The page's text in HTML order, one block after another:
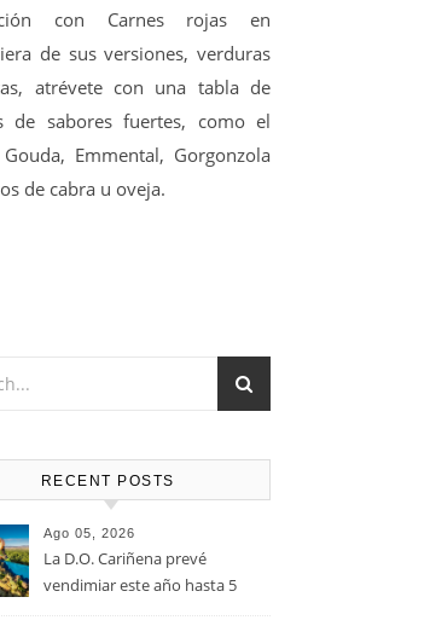
con Carnes rojas en
de sus versiones, verduras
atrévete con una tabla de
de sabores fuertes, como el
Emmental, Gorgonzola
de cabra u oveja.
RECENT POSTS
Ago 05, 2026
La D.O. Cariñena prevé
vendimiar este año hasta 5